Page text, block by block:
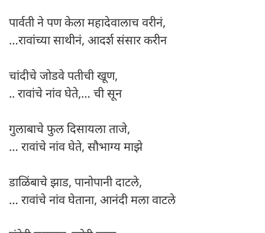
पार्वती ने पण केला महादेवालाच वरीनं,
…रावांच्या साथीनं, आदर्श संसार करीन
चांदीचे जोडवे पतीची खूण,
.. रावांचे नांव घेते,… ची सून
गुलाबाचे फुल दिसायला ताजे,
… रावांचे नांव घेते, सौभाग्य माझे
डाळिंबाचे झाड, पानोपानी दाटले,
… रावांचे नांव घेताना, आनंदी मला वाटले